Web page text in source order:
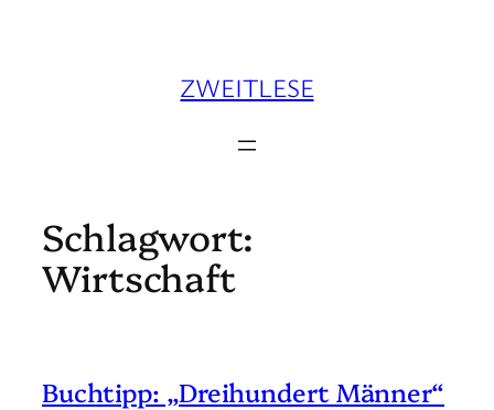
ZWEITLESE
Schlagwort:
Wirtschaft
Buchtipp: „Dreihundert Männer“